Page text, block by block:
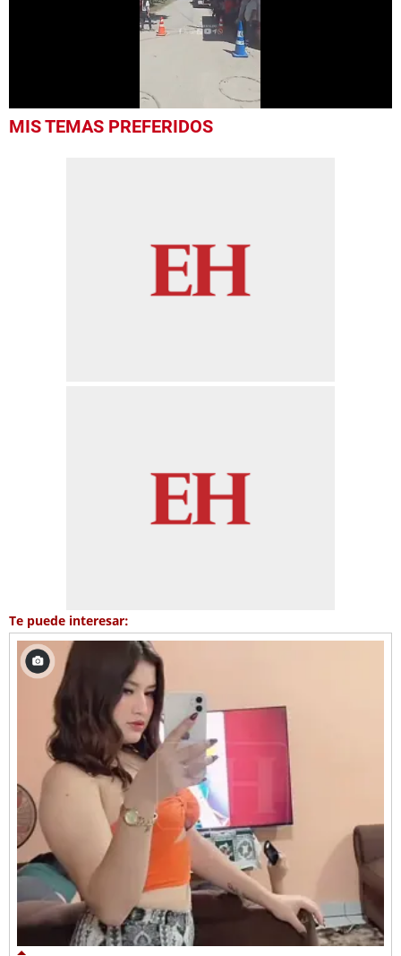
seconds
MIS TEMAS PREFERIDOS
Te puede interesar: